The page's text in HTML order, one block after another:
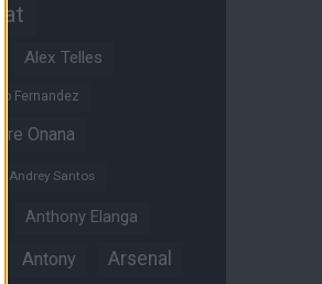
Alex Telles
Fernandez
Onana
Andrey Santos
Anthony Elanga
Antony Arsenal